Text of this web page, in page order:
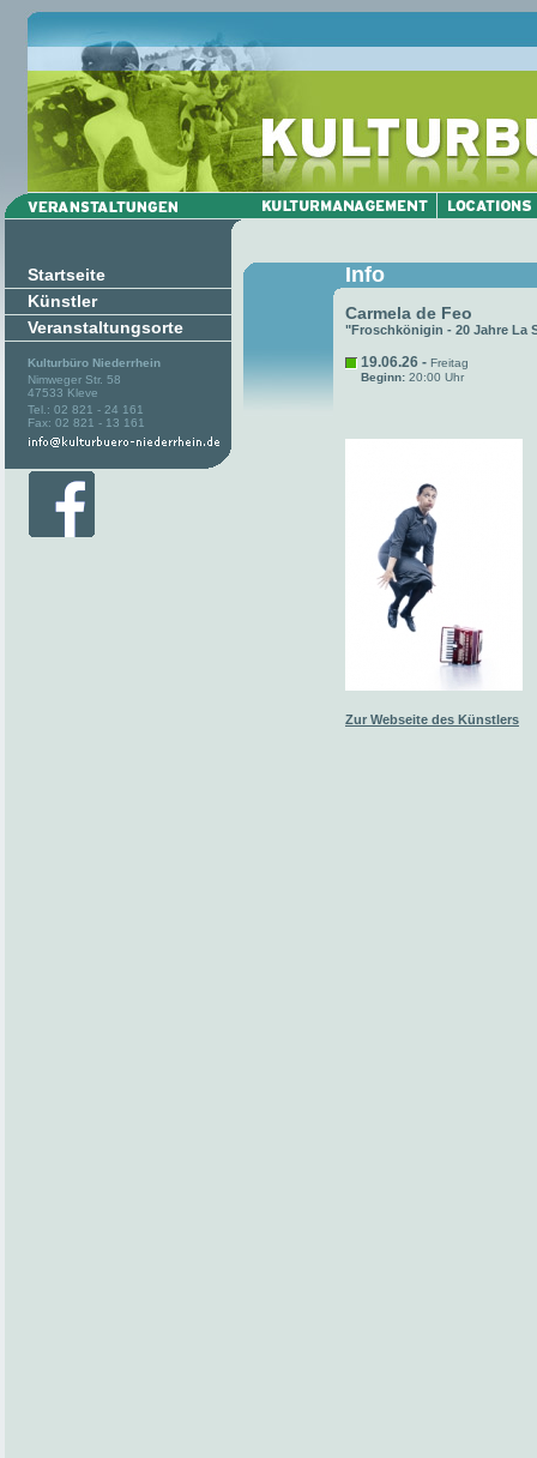
Startseite
Künstler
Veranstaltungsorte
Kulturbüro Niederrhein
Nimweger Str. 58
47533 Kleve
Tel.: 02 821 - 24 161
Fax: 02 821 - 13 161
Info
Carmela de Feo
"Froschkönigin - 20 Jahre La
19.06.26 - Freitag
Beginn: 20:00 Uhr
Zur Webseite des Künstlers